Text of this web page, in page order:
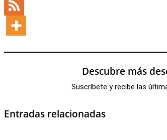
Descubre más
Suscríbete y recibe las
Entradas relacionadas